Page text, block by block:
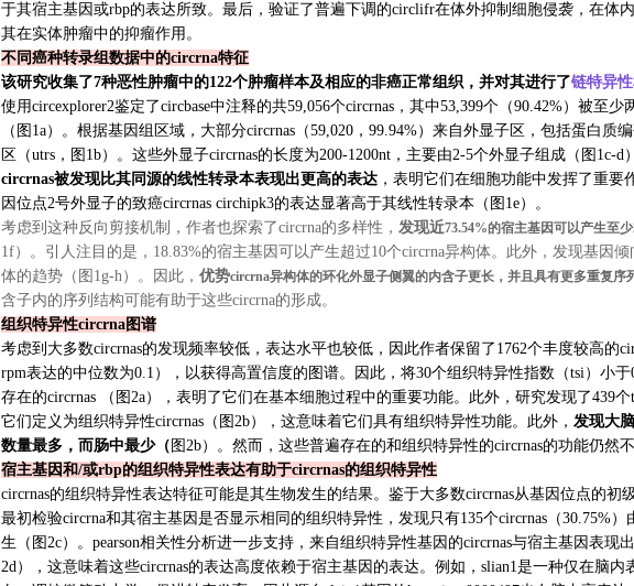
于其宿主基因或rbp的表达所致。最后，验证了普遍下调的circlifr在体外抑制细胞侵袭，在体
其在实体肿瘤中的抑瘤作用。
不同癌种转录组数据中的circrna特征
该研究收集了7种恶性肿瘤中的122个肿瘤样本及相应的非癌正常组织，并对其进行了链特异性
使用circexplorer2鉴定了circbase中注释的共59,056个circrnas ，其中53,399个（90.42%）被至少
（图 1a）。根据基因组区域，大部分circrnas （59,020 ， 99.94%）来自外显子区，包括蛋白质
区（utrs ，图 1b）。这些外显子circrnas的长度为200-1200nt ，主要由2-5个外显子组成（图 1c-d
circrnas被发现比其同源的线性转录本表现出更高的表达 ，表明它们在细胞功能中发挥了重要
因位点2号外显子的致癌circrnas circhipk3的表达显著高于其线性转录本（图 1e）。
考虑到这种反向剪接机制，作者也探索了circrna的多样性， 发现近73.54%的宿主基因可以产生至少
1f）。引人注目的是， 18.83%的宿主基因可以产生超过10个circrna异构体。此外，发现基因
体的趋势（图 1g-h）。因此， 优势circrna异构体的环化外显子侧翼的内含子更长，并且具有更多重复序
含子内的序列结构可能有助于这些circrna的形成。
组织特异性circrna图谱
考虑到大多数circrnas的发现频率较低，表达水平也较低，因此作者保留了 1762个丰度较高的
rpm表达的中位数为0.1 ），以获得高置信度的图谱。因此，将30个组织特异性指数（tsi）小于
存在的circrnas （图 2a），表明了它们在基本细胞过程中的重要功能。此外，研究发现了439个
它们定义为组织特异性circrnas （图 2b），这意味着它们具有组织特异性功能。此外， 发现大
数量最多，而肠中最少（ 图 2b）。然而，这些普遍存在的和组织特异性的circrnas的功能仍然不
宿主基因和/或rbp的组织特异性表达有助于circrnas的组织特异性
circrnas的组织特异性表达特征可能是其生物发生的结果。鉴于大多数circrnas从基因位点的初
最初检验circrna和其宿主基因是否显示相同的组织特异性，发现只有135个circrnas （30.75%）
生（图 2c）。 pearson相关性分析进一步支持，来自组织特异性基因的circrnas与宿主基因表现
2d），这意味着这些circrnas的表达高度依赖于宿主基因的表达。例如， slian1是一种仅在脑内